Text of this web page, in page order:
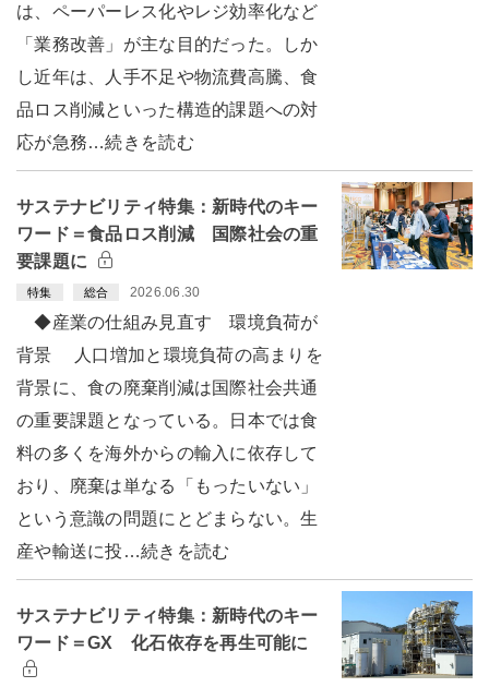
は、ペーパーレス化やレジ効率化など
「業務改善」が主な目的だった。しか
し近年は、人手不足や物流費高騰、食
品ロス削減といった構造的課題への対
応が急務…続きを読む
サステナビリティ特集：新時代のキー
ワード＝食品ロス削減 国際社会の重
要課題に
特集 総合 2026.06.30
◆産業の仕組み見直す 環境負荷が
背景 人口増加と環境負荷の高まりを
背景に、食の廃棄削減は国際社会共通
の重要課題となっている。日本では食
料の多くを海外からの輸入に依存して
おり、廃棄は単なる「もったいない」
という意識の問題にとどまらない。生
産や輸送に投…続きを読む
サステナビリティ特集：新時代のキー
ワード＝GX 化石依存を再生可能に